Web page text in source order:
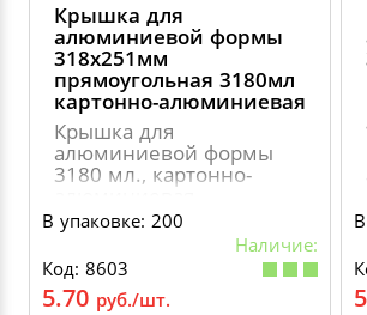
Крышка для
алюминиевой формы
318х251мм
прямоугольная 3180мл
картонно-алюминиевая
Крышка для
алюминиевой формы
3180 мл., картонно-
алюминиевая
В упаковке: 200
Наличие:
Код: 8603
5.70 руб./шт.